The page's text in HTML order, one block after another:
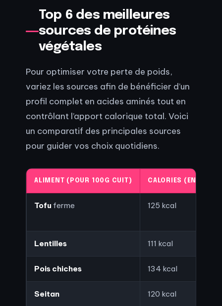
Top 6 des meilleures
sources de protéines
végétales
Pour optimiser votre perte de poids,
variez les sources afin de bénéficier d’un
profil complet en acides aminés tout en
contrôlant l’apport calorique total. Voici
un comparatif des principales sources
pour guider vos choix quotidiens.
ALIMENT (POUR 100G CUIT) CALORIES (ENVIRON)
Tofu ferme 125 kcal
Lentilles 111 kcal
Pois chiches 134 kcal
Seitan 120 kcal